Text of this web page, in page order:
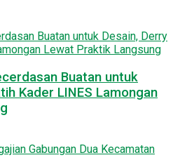
Buatan untuk
Kader LINES Lamongan